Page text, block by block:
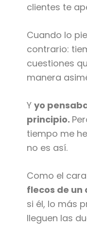
clientes te
Cuando lo
contrario:
cuestiones
manera
Y yo
principio.
tiempo me
no es así.
Como el
flecos de un
si él, lo más
lleguen las